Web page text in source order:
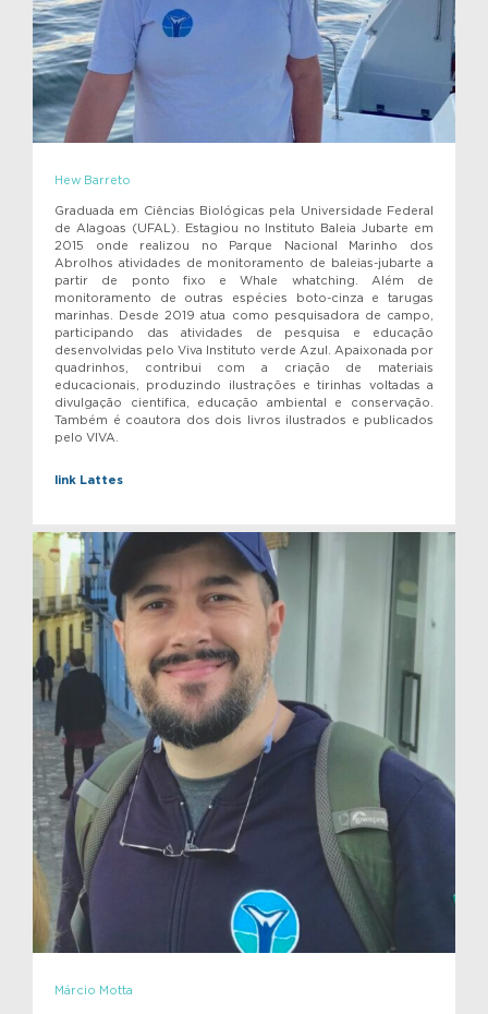
Hew Barreto
Graduada em Ciências Biológicas pela Universidade Federal
de Alagoas (UFAL). Estagiou no Instituto Baleia Jubarte em
2015 onde realizou no Parque Nacional Marinho dos
Abrolhos atividades de monitoramento de baleias-jubarte a
partir de ponto fixo e Whale whatching. Além de
monitoramento de outras espécies boto-cinza e tarugas
marinhas. Desde 2019 atua como pesquisadora de campo,
participando das atividades de pesquisa e educação
desenvolvidas pelo Viva Instituto verde Azul. Apaixonada por
quadrinhos, contribui com a criação de materiais
educacionais, produzindo ilustrações e tirinhas voltadas a
divulgação cientifica, educação ambiental e conservação.
Também é coautora dos dois livros ilustrados e publicados
pelo VIVA.
link Lattes
Márcio Motta